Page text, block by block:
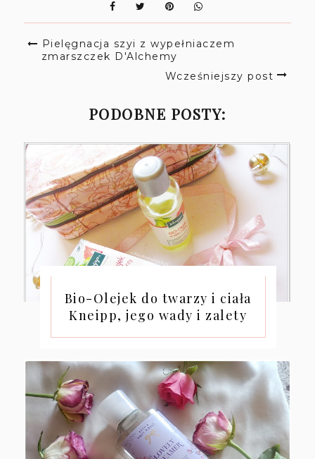
Pielęgnacja szyi z wypełniaczem
zmarszczek D'Alchemy
Wcześniejszy post
PODOBNE POSTY:
Bio-Olejek do twarzy i ciała
Kneipp, jego wady i zalety